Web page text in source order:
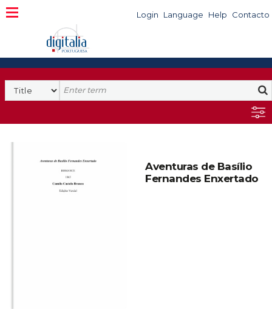
Login Language Help Contacto
Aventuras de Basílio
Fernandes Enxertado